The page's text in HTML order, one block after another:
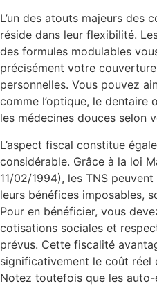
L’un des atouts majeurs des
réside dans leur flexibilité.
des formules modulables
précisément votre
personnelles. Vous pouvez
comme l’optique, le
les médecines douces selon
L’aspect fiscal constitue
considérable. Grâce à la loi
11/02/1994), les TNS
leurs bénéfices imposables,
Pour en bénéficier, vous
cotisations sociales et
prévus. Cette fiscalité
significativement le coût
Notez toutefois que les